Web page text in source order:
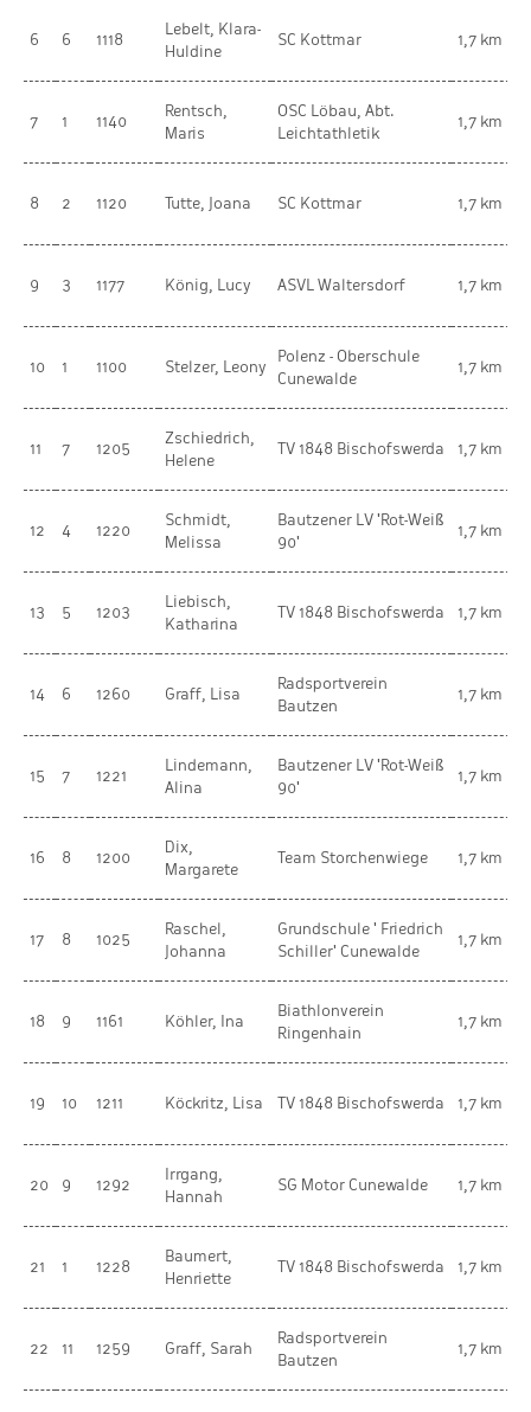
6 6 1118
Lebelt, Klara-
Huldine
SC Kottmar 1,7 km
7 1 1140
Rentsch,
Maris
OSC Löbau, Abt.
Leichtathletik
1,7 km
8 2 1120 Tutte, Joana SC Kottmar 1,7 km
9 3 1177 König, Lucy ASVL Waltersdorf 1,7 km
10 1 1100 Stelzer, Leony
Polenz - Oberschule
Cunewalde
1,7 km
11 7 1205
Zschiedrich,
Helene
TV 1848 Bischofswerda 1,7 km
12 4 1220
Schmidt,
Melissa
Bautzener LV 'Rot-Weiß
90'
1,7 km
13 5 1203
Liebisch,
Katharina
TV 1848 Bischofswerda 1,7 km
14 6 1260 Graff, Lisa
Radsportverein
Bautzen
1,7 km
15 7 1221
Lindemann,
Alina
Bautzener LV 'Rot-Weiß
90'
1,7 km
16 8 1200
Dix,
Margarete
Team Storchenwiege 1,7 km
17 8 1025
Raschel,
Johanna
Grundschule ' Friedrich
Schiller' Cunewalde
1,7 km
18 9 1161 Köhler, Ina
Biathlonverein
Ringenhain
1,7 km
19 10 1211 Köckritz, Lisa TV 1848 Bischofswerda 1,7 km
20 9 1292
Irrgang,
Hannah
SG Motor Cunewalde 1,7 km
21 1 1228
Baumert,
Henriette
TV 1848 Bischofswerda 1,7 km
22 11 1259 Graff, Sarah
Radsportverein
Bautzen
1,7 km